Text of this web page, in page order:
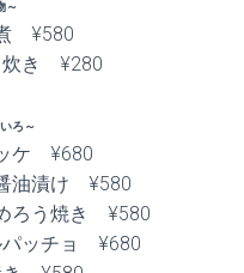
～
¥580
炊き ¥280
ろ～
ケ ¥680
油漬け ¥580
ろう焼き ¥580
パッチョ ¥680